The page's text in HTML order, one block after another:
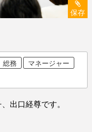
保存
総務
マネージャー
出口経尊です。